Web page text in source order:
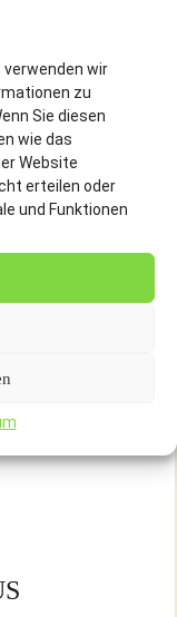
verwenden wir
zu
Sie diesen
wie das
Website
erteilen oder
und Funktionen
noch
uns gerne
uns auf Ihre